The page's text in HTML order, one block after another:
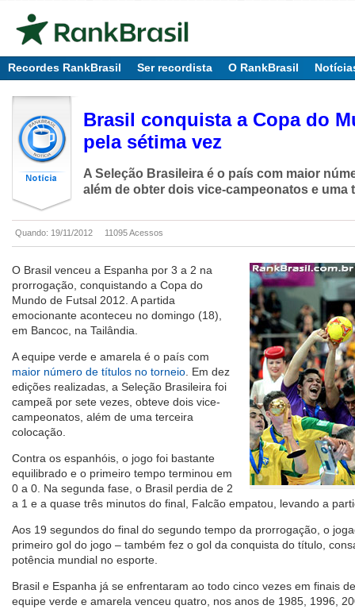
Recordes RankBrasil Ser recordista O RankBrasil
Brasil conquista a Copa do
pela sétima vez
A Seleção Brasileira é o país com maior
além de obter dois vice-campeonatos e uma
Quando: 19/11/2012 11095 Acessos
O Brasil venceu a Espanha por 3 a 2 na
prorrogação, conquistando a Copa do
Mundo de Futsal 2012. A partida
emocionante aconteceu no domingo (18),
em Bancoc, na Tailândia.
A equipe verde e amarela é o país com
maior número de títulos no torneio . Em dez
edições realizadas, a Seleção Brasileira foi
campeã por sete vezes, obteve dois vice-
campeonatos, além de uma terceira
colocação.
Contra os espanhóis, o jogo foi bastante
equilibrado e o primeiro tempo terminou em
0 a 0. Na segunda fase, o Brasil perdia de 2
a 1 e a quase três minutos do final, Falcão empatou, levando a
Aos 19 segundos do final do segundo tempo da prorrogação, o
primeiro gol do jogo – também fez o gol da conquista do título,
potência mundial no esporte.
Brasil e Espanha já se enfrentaram ao todo cinco vezes em finais
equipe verde e amarela venceu quatro, nos anos de 1985, 1996,